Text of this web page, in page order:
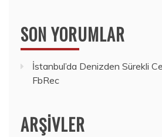
SON YORUMLAR
İstanbul’da Denizden Sürekli
FbRec
ARŞIVLER